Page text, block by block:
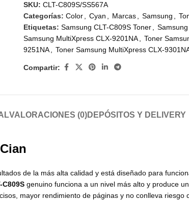
SKU:CLT-C809S/SS567A
Categorías: Color, Cyan , Marcas, Samsung ,
Etiquetas: Samsung CLT-C809S Toner,
Samsung MultiXpress CLX-9201NA, Toner
9251NA, Toner Samsung MultiXpress CLX-
Compartir:
VALORACIONES (0)DEPÓSITOS Y DELIVERY
de la más alta calidad y está diseñado para
C809S genuino funciona a un nivel más alto y produce
mayor rendimiento de páginas y no conlleva riesgo